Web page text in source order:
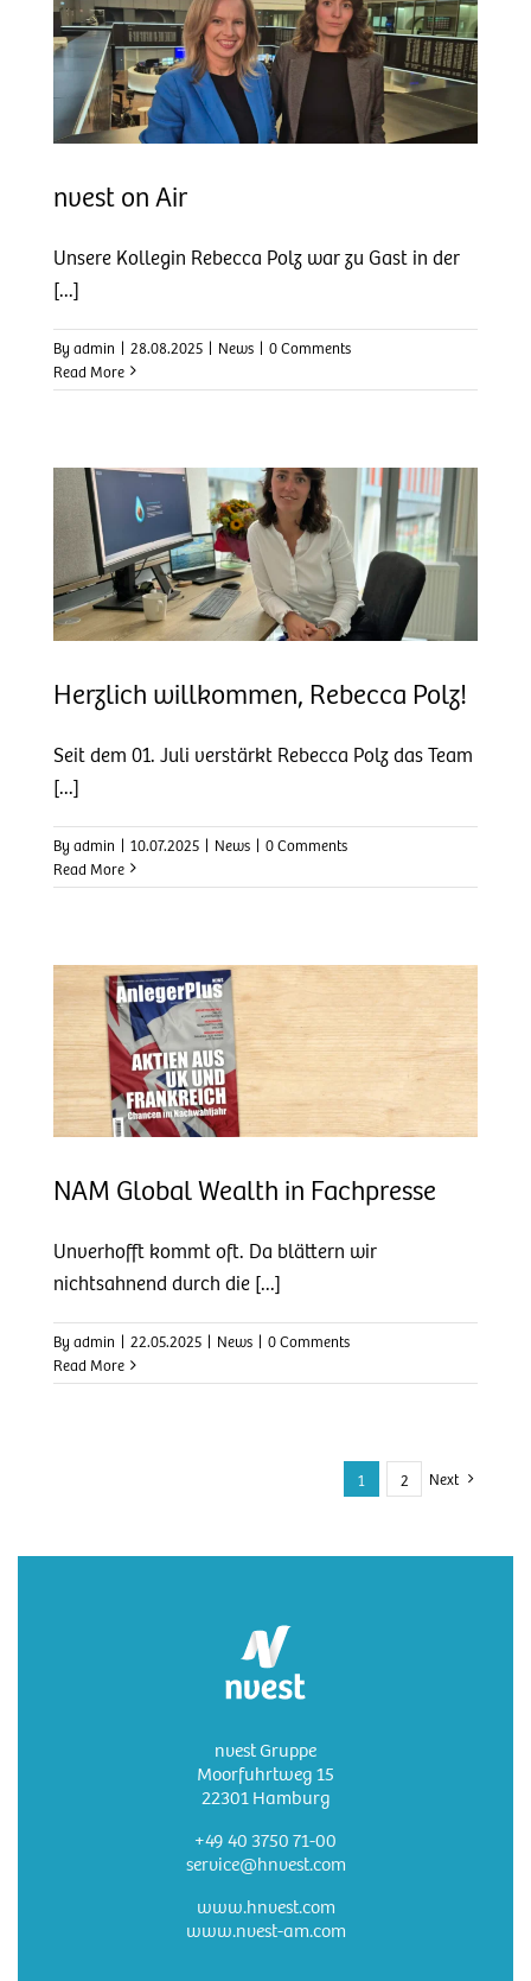
nvest on Air
Unsere Kollegin Rebecca Polz war zu Gast in der
[...]
By admin | 28.08.2025 | News | 0 Comments
Read More
Herzlich willkommen, Rebecca Polz!
Seit dem 01. Juli verstärkt Rebecca Polz das Team
[...]
By admin | 10.07.2025 | News | 0 Comments
Read More
NAM Global Wealth in Fachpresse
Unverhofft kommt oft. Da blättern wir
nichtsahnend durch die [...]
By admin | 22.05.2025 | News | 0 Comments
Read More
1 2 Next
nvest Gruppe
Moorfuhrtweg 15
22301 Hamburg
+49 40 3750 71-00
service@hnvest.com
www.hnvest.com
www.nvest-am.com